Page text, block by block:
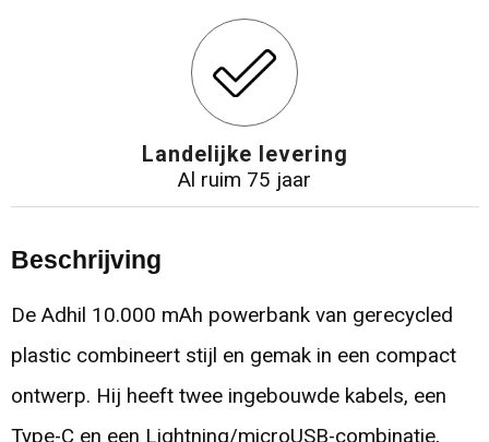
Landelijke levering
Al ruim 75 jaar
Beschrijving
De Adhil 10.000 mAh powerbank van gerecycled
plastic combineert stijl en gemak in een compact
ontwerp. Hij heeft twee ingebouwde kabels, een
Type-C en een Lightning/microUSB-combinatie,